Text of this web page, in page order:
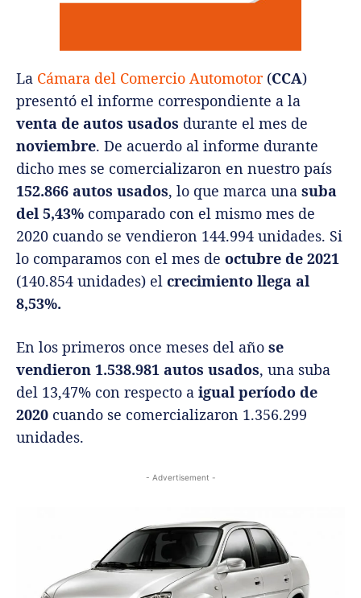
La Cámara del Comercio Automotor(CCA)
presentó el informe correspondiente a la
venta de autos usados durante el mes de
noviembre. De acuerdo al informe durante
dicho mes se comercializaron en nuestro país
152.866 autos usados, lo que marca una suba
del 5,43% comparado con el mismo mes de
2020 cuando se vendieron 144.994 unidades. Si
lo comparamos con el mes de octubre de 2021
(140.854 unidades) el crecimiento llega al
8,53%.
En los primeros once meses del año se
vendieron 1.538.981 autos usados, una suba
del 13,47% con respecto a igual período de
2020 cuando se comercializaron 1.356.299
unidades.
- Advertisement -